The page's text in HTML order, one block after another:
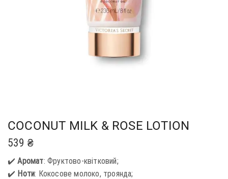
COCONUT MILK & ROSE LOTION
539 ₴
✔️Аромат: Фруктово-квітковий;
✔️ Ноти: Кокосове молоко, троянда;